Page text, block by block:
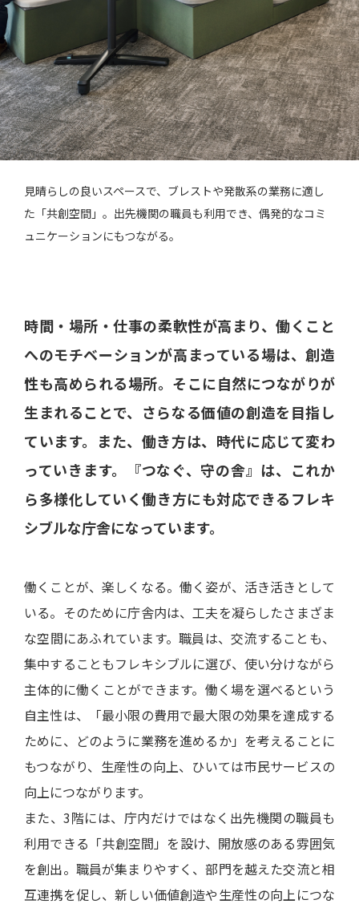
見晴らしの良いスペースで、ブレストや発散系の業務に適し
た「共創空間」。出先機関の職員も利用でき、偶発的なコミ
ュニケーションにもつながる。
時間・場所・仕事の柔軟性が高まり、働くこと
へのモチベーションが高まっている場は、創造
性も高められる場所。そこに自然につながりが
生まれることで、さらなる価値の創造を目指し
ています。また、働き方は、時代に応じて変わ
っていきます。『つなぐ、守の舎』は、これか
ら多様化していく働き方にも対応できるフレキ
シブルな庁舎になっています。
働くことが、楽しくなる。働く姿が、活き活きとして
いる。そのために庁舎内は、工夫を凝らしたさまざま
な空間にあふれています。職員は、交流することも、
集中することもフレキシブルに選び、使い分けながら
主体的に働くことができます。働く場を選べるという
自主性は、「最小限の費用で最大限の効果を達成する
ために、どのように業務を進めるか」を考えることに
もつながり、生産性の向上、ひいては市民サービスの
向上につながります。
また、3階には、庁内だけではなく出先機関の職員も
利用できる「共創空間」を設け、開放感のある雰囲気
を創出。職員が集まりやすく、部門を越えた交流と相
互連携を促し、新しい価値創造や生産性の向上につな